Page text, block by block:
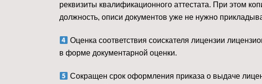
реквизиты квалификационного аттестата. При этом
должность, описи документов уже не нужно
Оценка соответствия соискателя лицензии
в форме документарной оценки. ⠀
Сокращен срок оформления приказа о выдаче